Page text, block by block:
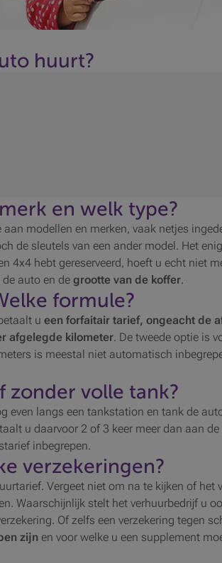
huurt?
en welk type?
modellen en merken, vaak netjes
de sleutels van een ander model. Het
4x4 hebt gereserveerd, hoeft u echt niet
de auto en de grootte van de koffer.
formule?
u een forfaitair tarief, ongeacht de
afgelegde kilometer. De tweede optie is
is meestal niet automatisch
zonder volle tank?
even langs een tankstation en tank de
u daarvoor 2 of 3 keer meer dan aan
inbegrepen.
verzekeringen?
Vergeet niet om na te kijken of het
Waarschijnlijk stelt het verhuurbedrijf u
Of zelfs een verzekering tegen
zijn en voor welke u een supplement